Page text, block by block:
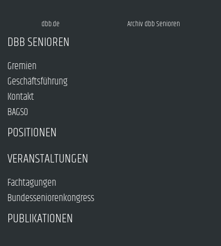
dbb.de Archiv dbb Senioren
DBB SENIOREN
Gremien
Geschäftsführung
Kontakt
BAGSO
POSITIONEN
VERANSTALTUNGEN
Fachtagungen
Bundesseniorenkongress
PUBLIKATIONEN